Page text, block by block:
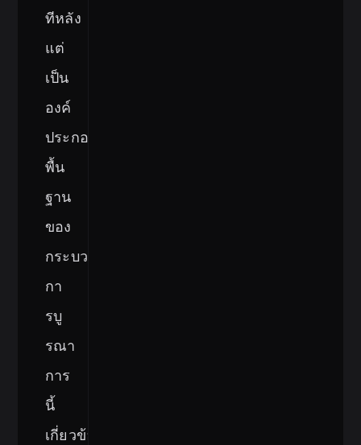
ทีหลัง
แต่
เป็น
องค์
ประกอบ
พื้น
ฐาน
ของ
กระบวนการ
กา
รบู
รณา
การ
นี้
เกี่ยวข้อง